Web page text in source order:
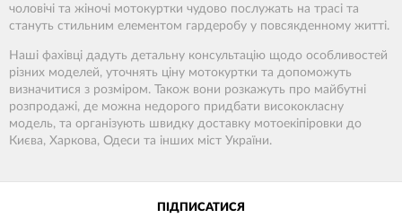
чоловічі та жіночі мотокуртки чудово послужать на трасі та
стануть стильним елементом гардеробу у повсякденному житті.
Наші фахівці дадуть детальну консультацію щодо особливостей
різних моделей, уточнять ціну мотокуртки та допоможуть
визначитися з розміром. Також вони розкажуть про майбутні
розпродажі, де можна недорого придбати висококласну
модель, та організують швидку доставку мотоекіпіровки до
Києва, Харкова, Одеси та інших міст України.
ПІДПИСАТИСЯ